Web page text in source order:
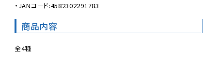
・JANコード:4582302291783
商品内容
全4種